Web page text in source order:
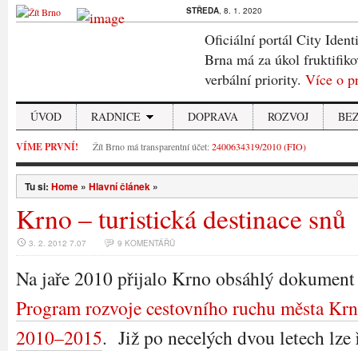
STŘEDA, 8. 1. 2020
Oficiální portál City
Brna má za úkol
verbální priority. Více o
ÚVOD RADNICE DOPRAVA ROZVOJ
VÍME PRVNÍ! Žít Brno má transparentní účet:2400634319/2010 (FIO)
Tu si: Home » Hlavní článek »
Krno – turistická destinace snů
3. 2. 2012 7.07 9 KOMENTÁŘŮ
Na jaře 2010 přijalo Krno obsáhlý dokument
Program rozvoje cestovního ruchu města
2010–2015. Již po necelých dvou letech lze